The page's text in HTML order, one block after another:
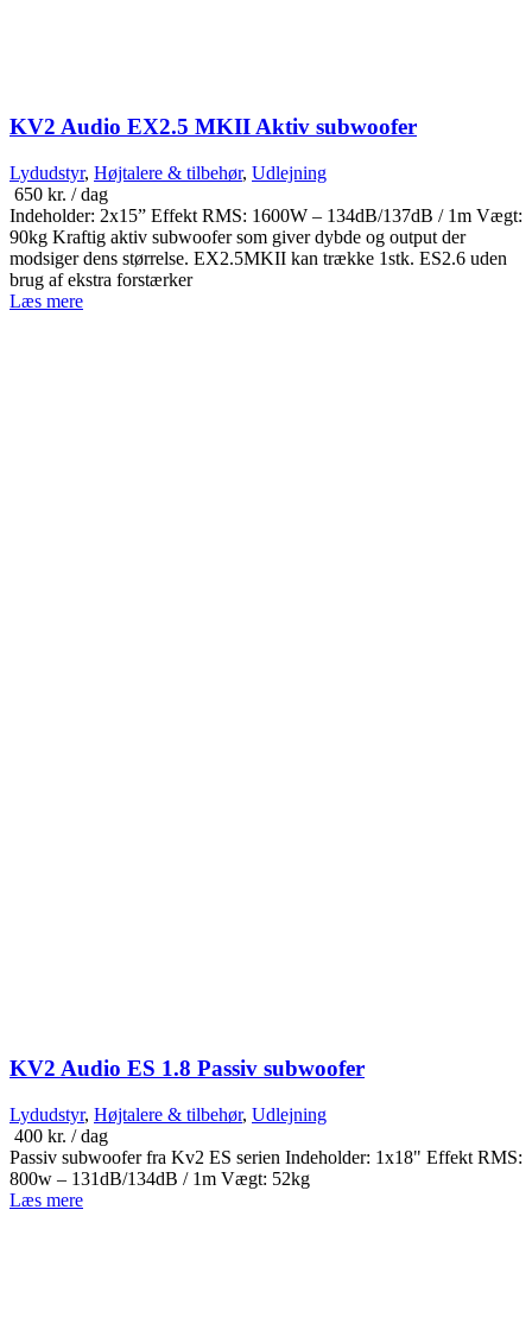
KV2 Audio EX2.5 MKII Aktiv subwoofer
Lydudstyr, Højtalere & tilbehør, Udlejning
650 kr. / dag
Indeholder: 2x15” Effekt RMS: 1600W – 134dB/137dB / 1m Vægt:
90kg Kraftig aktiv subwoofer som giver dybde og output der
modsiger dens størrelse. EX2.5MKII kan trække 1stk. ES2.6 uden
brug af ekstra forstærker
Læs mere
KV2 Audio ES 1.8 Passiv subwoofer
Lydudstyr, Højtalere & tilbehør, Udlejning
400 kr. / dag
Passiv subwoofer fra Kv2 ES serien Indeholder: 1x18" Effekt RMS:
800w – 131dB/134dB / 1m Vægt: 52kg
Læs mere